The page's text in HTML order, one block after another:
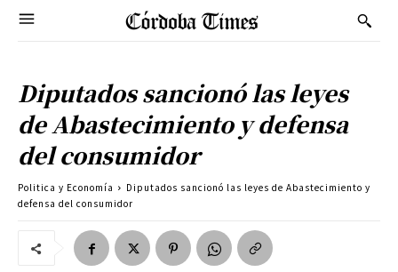
Diputados sancionó las leyes
de Abastecimiento y defensa
del consumidor
Politica y Economía
Diputados sancionó las leyes de Abastecimiento y
defensa del consumidor